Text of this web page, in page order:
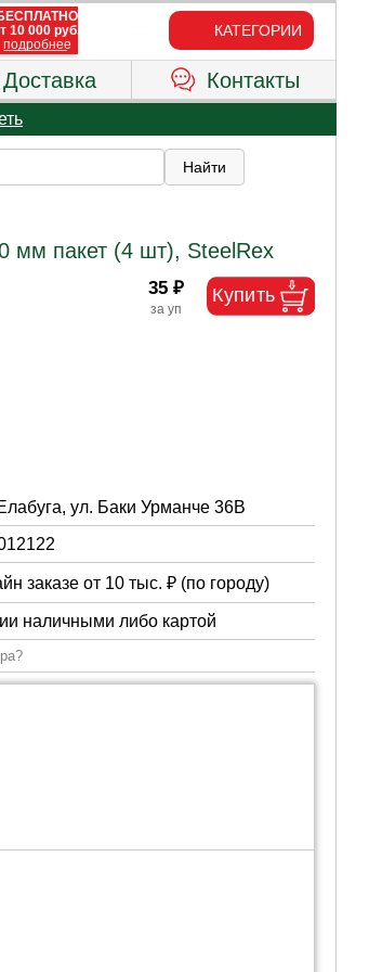
КАТЕГОРИИ
Доставка Контакты
мм пакет (4 шт), SteelRex
35 ₽
ул. Баки Урманче 36В
заказе от 10 тыс. ₽ (по городу)
наличными либо картой